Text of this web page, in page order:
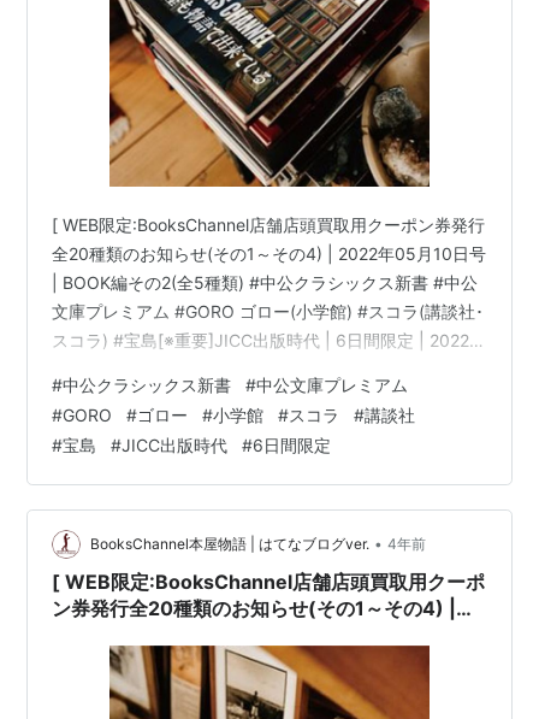
[ WEB限定:BooksChannel店舗店頭買取用クーポン券発行
全20種類のお知らせ(その1～その4) | 2022年05月10日号
| BOOK編その2(全5種類) #中公クラシックス新書 #中公
文庫プレミアム #GORO ゴロー(小学館) #スコラ(講談社･
スコラ) #宝島[※重要]JICC出版時代 | 6日間限定 | 2022年
Books Channel( ブックスチャンネル )〒581-0013 大阪
府八尾市山本町南１丁目７−7番20号 ミヤコ書店内書物は
知恵の泉... 音楽は癒やしの泉…生活に読書・暮…
#中公クラシックス新書 #中公文庫プレミアム
#GORO #ゴロー #小学館 #スコラ #講談社
#宝島 #JICC出版時代 #6日間限定
BooksChannel本屋物語 | はてなブログver. • 4年前
[ WEB限定:BooksChannel店舗店頭買取用クーポ
ン券発行全20種類のお知らせ(その1～その4) |
中公クラシックス新書 #中公文庫プレミアム
#GORO ゴロー(小学館) #スコラ(講談社･スコラ)
#宝島[※重要]JICC出版時代 | 6日間限定 | 2022